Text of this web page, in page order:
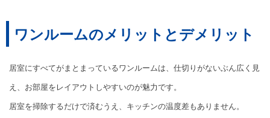
ワンルームのメリットとデメリット
居室にすべてがまとまっているワンルームは、仕切りがないぶん広く見
え、お部屋をレイアウトしやすいのが魅力です。
居室を掃除するだけで済むうえ、キッチンの温度差もありません。